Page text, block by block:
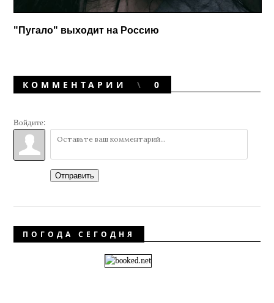
"Пугало" выходит на Россию
КОММЕНТАРИИ 0
Войдите:
Отправить
ПОГОДА СЕГОДНЯ